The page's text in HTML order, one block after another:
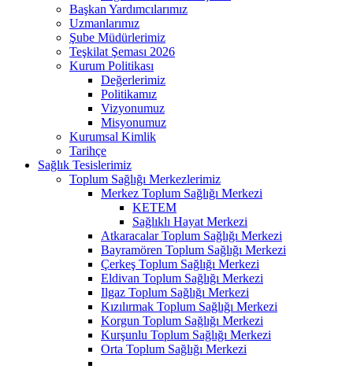
Başkan Yardımcılarımız
Uzmanlarımız
Şube Müdürlerimiz
Teşkilat Şeması 2026
Kurum Politikası
Değerlerimiz
Politikamız
Vizyonumuz
Misyonumuz
Kurumsal Kimlik
Tarihçe
Sağlık Tesislerimiz
Toplum Sağlığı Merkezlerimiz
Merkez Toplum Sağlığı Merkezi
KETEM
Sağlıklı Hayat Merkezi
Atkaracalar Toplum Sağlığı Merkezi
Bayramören Toplum Sağlığı Merkezi
Çerkeş Toplum Sağlığı Merkezi
Eldivan Toplum Sağlığı Merkezi
Ilgaz Toplum Sağlığı Merkezi
Kızılırmak Toplum Sağlığı Merkezi
Korgun Toplum Sağlığı Merkezi
Kurşunlu Toplum Sağlığı Merkezi
Orta Toplum Sağlığı Merkezi